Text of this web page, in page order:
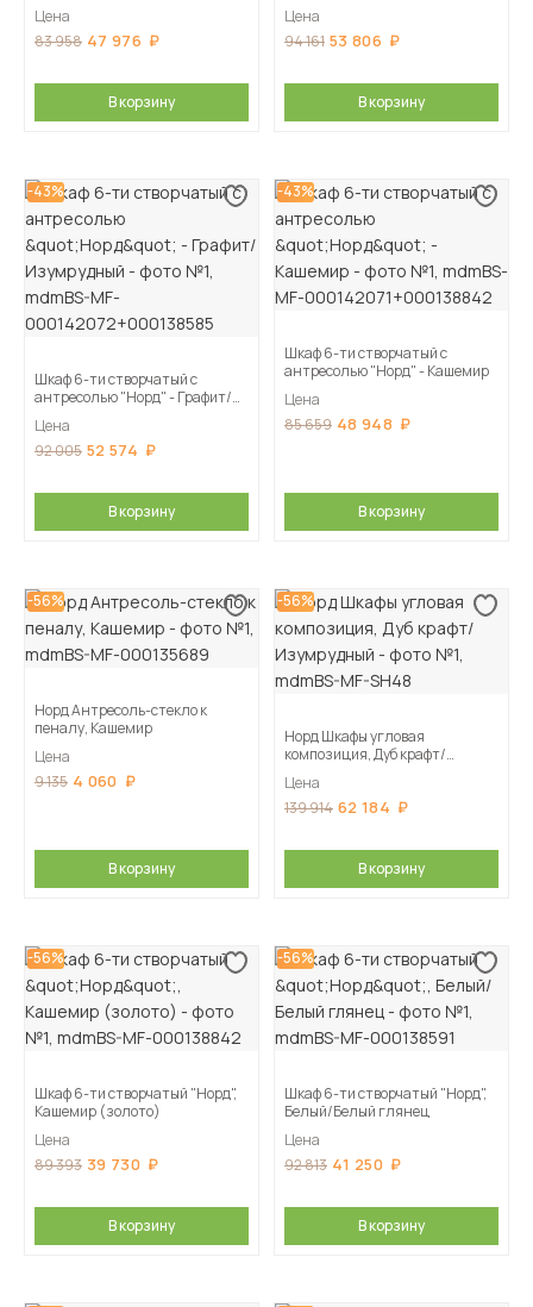
Цена
83 958 47 976
В корзину
Цена
94 161 53 806
В корзину
-43%
Шкаф 6-ти створчатый с
антресолью "Норд" - Графит/
Цена
92 005 52 574
В корзину
-43%
Шкаф 6-ти створчатый с
антресолью "Норд" - Кашемир
Цена
85 659 48 948
В корзину
-56%
Норд Антресоль-стекло к
пеналу, Кашемир
Цена
9 135 4 060
В корзину
-56%
Норд Шкафы угловая
композиция, Дуб крафт/
Цена
139 914 62 184
В корзину
-56%
Шкаф 6-ти створчатый "Норд",
Кашемир (золото)
Цена
89 393 39 730
В корзину
-56%
Шкаф 6-ти створчатый "Норд",
Белый/Белый глянец
Цена
92 813 41 250
В корзину